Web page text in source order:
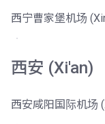
西宁曹家堡机场
西安 (Xi'an)
西安咸阳国际机场